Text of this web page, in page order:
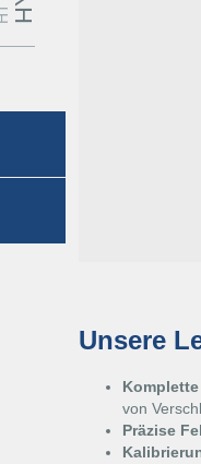
Unsere
von
Präzise